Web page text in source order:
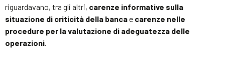
riguardavano, tra gli altri, carenze informative sulla
situazione di criticità della bancae carenze nelle
procedure per la valutazione di adeguatezza delle
operazioni.